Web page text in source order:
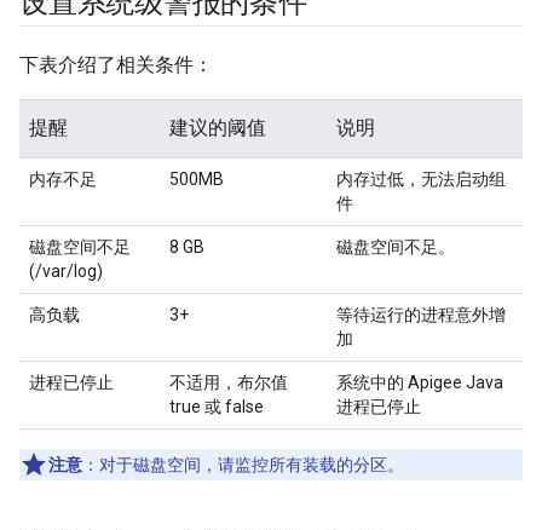
下表介绍了相关条件：
提醒 建议的阈值 说明
内存不足 500MB
内存过低，无法启动组
件
磁盘空间不足
(/var/log)
8 GB 磁盘空间不足。
高负载 3+
等待运行的进程意外增
加
进程已停止
不适用，布尔值
true 或 false
系统中的 Apigee Java
进程已停止
注意 ：对于磁盘空间，请监控所有装载的分区。